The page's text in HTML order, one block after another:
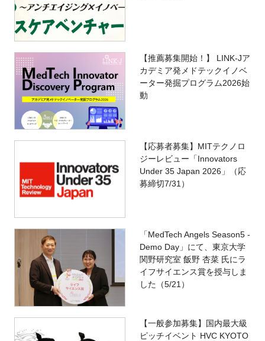
【推薦募集開始！】 LINK-Jア
カデミア発メドテックイノベ
ーター発掘プログラム2026始
動
【応募者募集】MITテクノロ
ジーレビュー「Innovators
Under 35 Japan 2026」（応
募締切7/31）
「MedTech Angels Season5 -
Demo Day」にて、東京大学
関野研究室 飯野 杏菜 氏にラ
イフサイエンス賞を授与しま
した（5/21）
【一般参加募集】国内最大級
ピッチイベント HVC KYOTO